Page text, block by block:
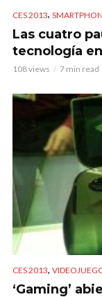
CES 2013,
Las cuatro
tecnología
108 views 7 min read
CES 2013,
‘Gaming’